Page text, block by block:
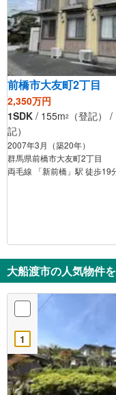
前橋市大友町2丁目
2,350万円
1SDK / 155m2 （登記）
記）
2007年3月（築20年）
群馬県前橋市大友町2丁目
両毛線 「新前橋」駅 徒歩19
大船渡市の人気物件
1